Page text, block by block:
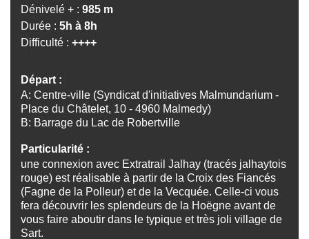
Dénivelé +
985 m
Durée
5h à 8h
Difficulté
++++
Départ
A: Centre-ville (Syndicat d'initiatives Malmundarium -
Place du Châtelet, 10 - 4960 Malmedy)
B: Barrage du Lac de Robertville
Particularité
une connexion avec Extratrail Jalhay (tracés jalhaytois
rouge) est réalisable à partir de la Croix des Fiancés
(Fagne de la Polleur) et de la Vecquée. Celle-ci vous
fera découvrir les splendeurs de la Hoëgne avant de
vous faire aboutir dans le typique et très joli village de
Sart.